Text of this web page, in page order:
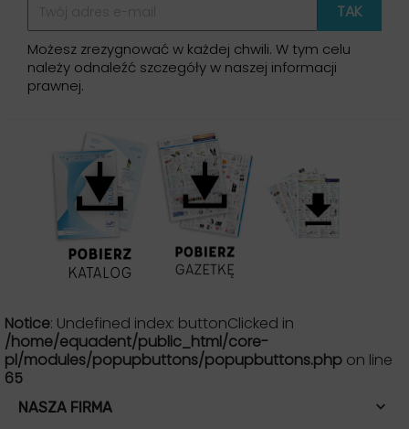
Możesz zrezygnować w każdej chwili. W tym celu
należy odnaleźć szczegóły w naszej informacji
prawnej.
Notice: Undefined index: buttonClicked in
/home/equadent/public_html/core-
pl/modules/popupbuttons/popupbuttons.php on line
65
NASZA FIRMA 